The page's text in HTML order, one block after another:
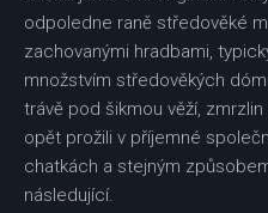
odpoledne raně středověké
zachovanými hradbami,
množstvím středověkých
trávě pod šikmou věží,
opět prožili v příjemné
chatkách a stejným
následující.